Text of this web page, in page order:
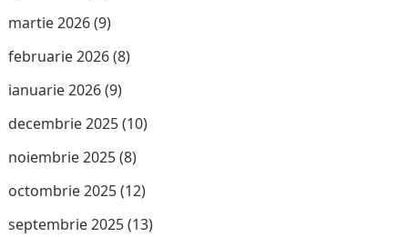
martie 2026(9)
februarie 2026(8)
ianuarie 2026(9)
decembrie 2025(10)
noiembrie 2025(8)
octombrie 2025(12)
septembrie 2025(13)